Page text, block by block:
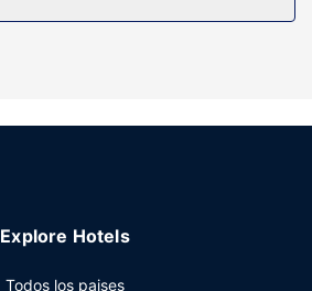
recreativas como una piscina
Explore Hotels
Todos los paises